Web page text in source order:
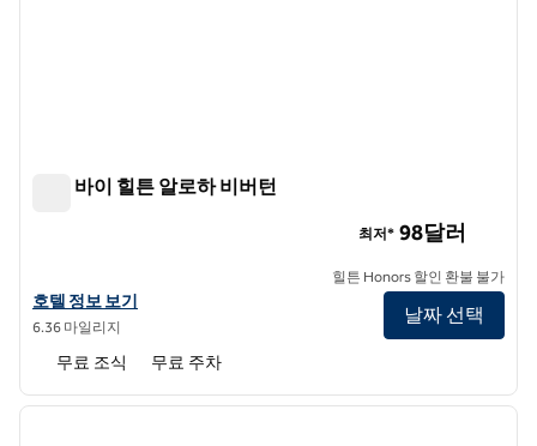
트루 바이 힐튼 알로하 비버턴
트루 바이 힐튼 알로하 비버턴의 호텔 정보 보기
호텔 정보 보기
6.36 마일리지
최저* 98달러
힐튼 Honors 할인 환불 불가
날짜 선택
무료 조식 무료 주차
1/12
다음